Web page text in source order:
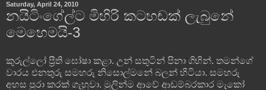
Saturday, April 24, 2010
නයිටිංගේල්ට මිහිරි කටහඬක් ලැබුනේ
මෙහෙමයි-3
කුරුල්ලෝ ප්‍රීති ඝෝෂා කළා. උන් සතුටින් පිනා ගිහින්. තමන්ගේ
වාරය එනතුරු සමහරු නිසොල්මනේ බලන් හිටියා. සමහරු
අහස පුරා කරක් ගැහුවා. මුලින්ම ආවේ ආඩම්බරකාර මැකෝ